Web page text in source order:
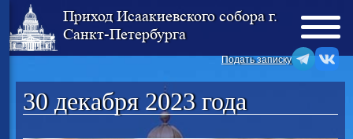
Приход Исаакиевского собора г.
Санкт-Петербурга
Подать записку
30 декабря 2023 года